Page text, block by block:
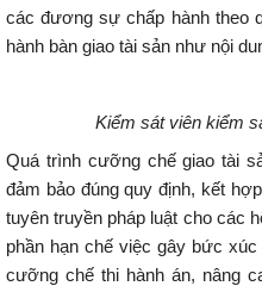
các đương sự chấp hành theo
hành bàn giao tài sản như nội
Kiểm sát viên kiểm
Quá trình cưỡng chế giao tài
đảm bảo đúng quy định, kết
tuyên truyền pháp luật cho các
phần hạn chế việc gây bức
cưỡng chế thi hành án, nâng